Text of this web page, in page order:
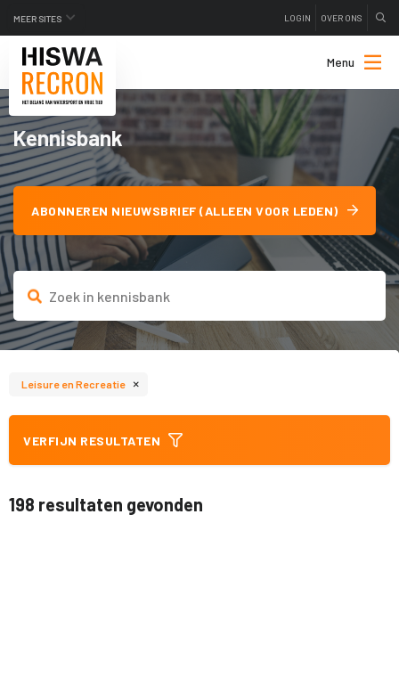
MEER SITES LOGIN OVER ONS
Menu
Kennisbank
ABONNEREN NIEUWSBRIEF (ALLEEN VOOR LEDEN)
Leisure en Recreatie ×
VERFIJN RESULTATEN
198 resultaten gevonden